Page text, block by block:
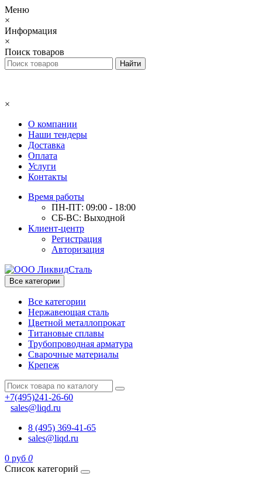
Меню
×
Информация
×
Поиск товаров
×
О компании
Наши тендеры
Доставка
Оплата
Услуги
Контакты
Время работы
ПН-ПТ: 09:00 - 18:00
СБ-ВС: Выходной
Клиент-центр
Регистрация
Авторизация
Все категории
Все категории
Нержавеющая сталь
Цветной металлопрокат
Титановые сплавы
Трубопроводная арматура
Сварочные материалы
Крепеж
+7(495)241-26-60
sales@liqd.ru
8 (495) 369-41-65
sales@liqd.ru
0 руб 0
Список категорий